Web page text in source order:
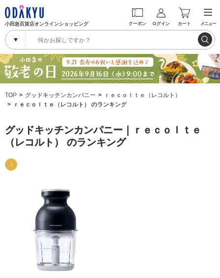
小田急百貨店オンラインショッピング クーポン ログイン カート メニュー
TOP グッドキッチンカンパニー
ｒｅｃｏｌｔｅ（レコルト）
ｒｅｃｏｌｔｅ（レコルト） のランキング
グッドキッチンカンパニー｜ｒｅｃｏｌｔｅ
（レコルト） のランキング
1